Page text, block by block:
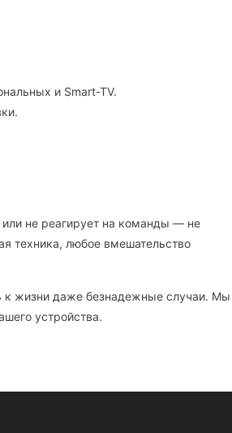
и Smart-TV.
или не реагирует на команды — не
техника, любое вмешательство
к жизни даже безнадежные случаи. Мы
устройства.